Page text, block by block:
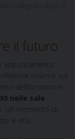
il futuro
appuntamento
insieme sul
dell’incontro in
nelle sale
Un momento di
le età.